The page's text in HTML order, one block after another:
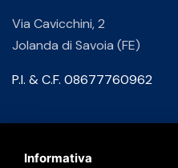
Via Cavicchini, 2
Jolanda di Savoia (FE)
P.I. & C.F. 08677760962
Informativa